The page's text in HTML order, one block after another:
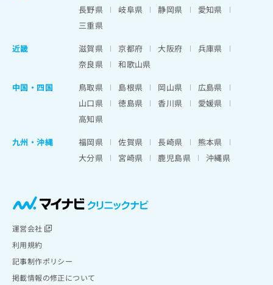
長野県
岐阜県 静岡県
愛知県
三重県
近畿
滋賀県 京都府 大阪府
兵庫県
奈良県
和歌山県
中国・四国
鳥取県 島根県 岡山県
広島県
山口県
徳島県 香川県
愛媛県
高知県
九州・沖縄
福岡県 佐賀県 長崎県
熊本県
大分県
宮崎県 鹿児島県 沖縄県
運営会社
利用規約
記事制作ポリシー
掲載情報の修正について